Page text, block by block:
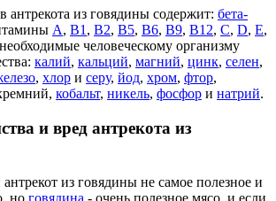
антрекота из говядины содержит: бета-
А, В1 , В2, В5, В6, В9, В12, С, D, Е,
человеческому организму
калий, кальций, магний, цинк, селен,
, хлор и серу, йод, хром, фтор,
кобальт, никель, фосфор и натрий.
и вред антрекота из
из говядины не самое полезное и
но говядина - очень полезное мясо, и если